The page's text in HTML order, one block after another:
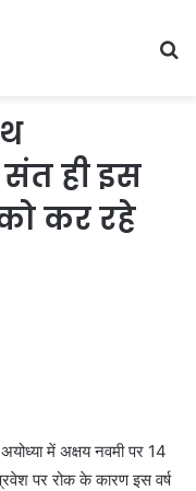
संत ही इस
कर रहे
में अक्षय नवमी पर 14
पर रोक के कारण इस वर्ष